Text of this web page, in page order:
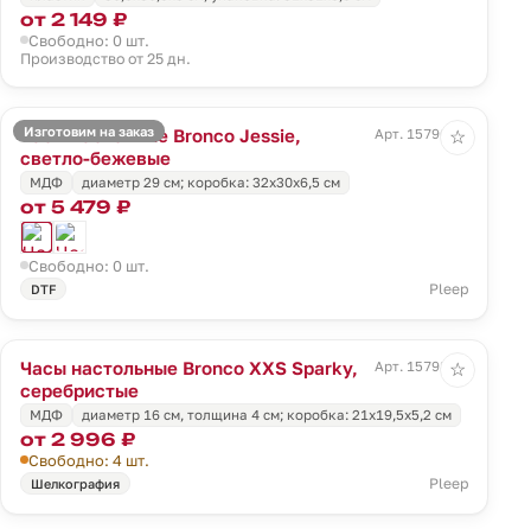
от 2 149 ₽
Свободно: 0 шт.
Производство от 25 дн.
Изготовим на заказ
Часы настенные Bronco Jessie,
светло-бежевые
Арт. 15796.00
МДФ диаметр 29 см; коробка: 32х30х6,5 см
от 5 479 ₽
Свободно: 0 шт.
DTF Pleep
☆
Часы настольные Bronco XXS Sparky,
серебристые
Арт. 15798.10
МДФ диаметр 16 см, толщина 4 см; коробка: 21х19,5х5,2 см
от 2 996 ₽
Свободно: 4 шт.
Шелкография Pleep
☆